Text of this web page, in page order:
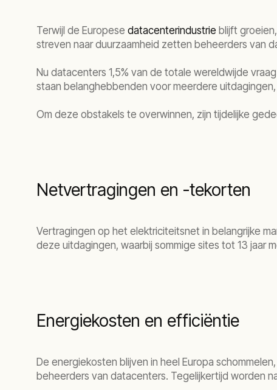
Terwijl de Europese datacenterindustrie blijft
streven naar duurzaamheid zetten beheerders van
Nu datacenters 1,5% van de totale wereldwijde
staan belanghebbenden voor meerdere
Om deze obstakels te overwinnen, zijn tijdelijke
Netvertragingen en -tekorten
Vertragingen op het elektriciteitsnet in belangrijke
deze uitdagingen, waarbij sommige sites tot 13 jaar
Energiekosten en efficiëntie
De energiekosten blijven in heel Europa
beheerders van datacenters. Tegelijkertijd worden